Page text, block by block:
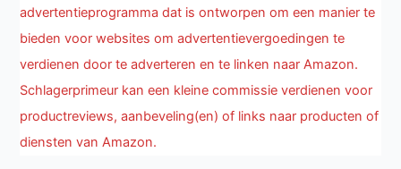
advertentieprogramma dat is ontworpen om een manier te
bieden voor websites om advertentievergoedingen te
verdienen door te adverteren en te linken naar Amazon.
Schlagerprimeur kan een kleine commissie verdienen voor
productreviews, aanbeveling(en) of links naar producten of
diensten van Amazon.